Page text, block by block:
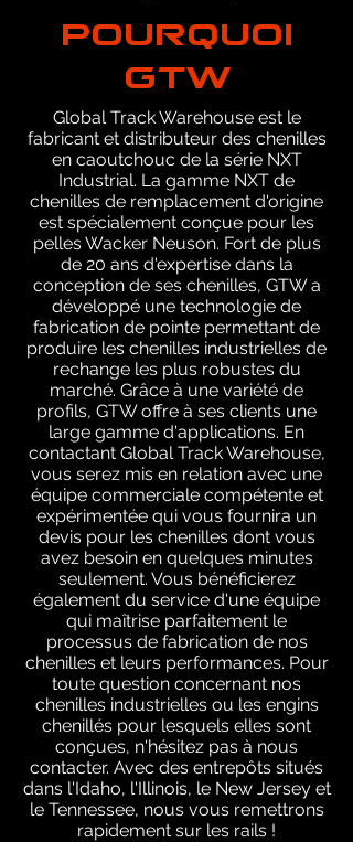
POURQUOI
GTW
Global Track Warehouse est le
fabricant et distributeur des chenilles
en caoutchouc de la série NXT
Industrial. La gamme NXT de
chenilles de remplacement d'origine
est spécialement conçue pour les
pelles Wacker Neuson. Fort de plus
de 20 ans d'expertise dans la
conception de ses chenilles, GTW a
développé une technologie de
fabrication de pointe permettant de
produire les chenilles industrielles de
rechange les plus robustes du
marché. Grâce à une variété de
profils, GTW offre à ses clients une
large gamme d'applications. En
contactant Global Track Warehouse,
vous serez mis en relation avec une
équipe commerciale compétente et
expérimentée qui vous fournira un
devis pour les chenilles dont vous
avez besoin en quelques minutes
seulement. Vous bénéficierez
également du service d'une équipe
qui maîtrise parfaitement le
processus de fabrication de nos
chenilles et leurs performances. Pour
toute question concernant nos
chenilles industrielles ou les engins
chenillés pour lesquels elles sont
conçues, n'hésitez pas à nous
contacter. Avec des entrepôts situés
dans l'Idaho, l'Illinois, le New Jersey et
le Tennessee, nous vous remettrons
rapidement sur les rails !